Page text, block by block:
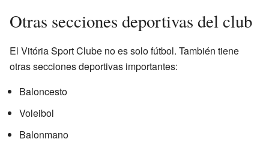
Otras secciones deportivas del club
El Vitória Sport Clube no es solo fútbol. También tiene
otras secciones deportivas importantes:
Baloncesto
Voleibol
Balonmano